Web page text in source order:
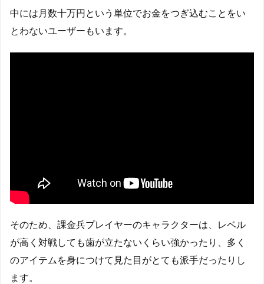
中には月数十万円という単位でお金をつぎ込むことをい
とわないユーザーもいます。
そのため、課金兵プレイヤーのキャラクターは、レベル
が高く対戦しても歯が立たないくらい強かったり、多く
のアイテムを身につけて見た目がとても派手だったりし
ます。